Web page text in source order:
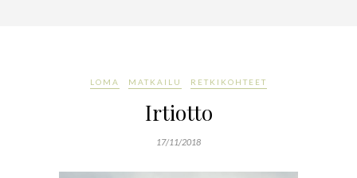
LOMA MATKAILU RETKIKOHTEET
Irtiotto
17/11/2018